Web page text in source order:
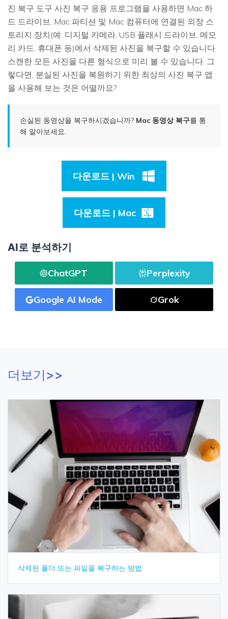
진 복구 도구 사진 복구 응용 프로그램을 사용하면 Mac 하
드 드라이브, Mac 파티션 및 Mac 컴퓨터에 연결된 외장 스
토리지 장치(예: 디지털 카메라, USB 플래시 드라이브, 메모
리 카드, 휴대폰 등)에서 삭제된 사진을 복구할 수 있습니다.
스캔한 모든 사진을 다른 형식으로 미리 볼 수 있습니다. 그
렇다면, 분실된 사진을 복원하기 위한 최상의 사진 복구 앱
을 사용해 보는 것은 어떨까요?
손실된 동영상을 복구하시겠습니까? Mac 동영상 복구를 통
해 알아보세요.
다운로드 | Win
다운로드 | Mac
AI로 분석하기
ChatGPT Perplexity
Google AI Mode Grok
더보기>>
삭제된 폴더 또는 파일을 복구하는 방법